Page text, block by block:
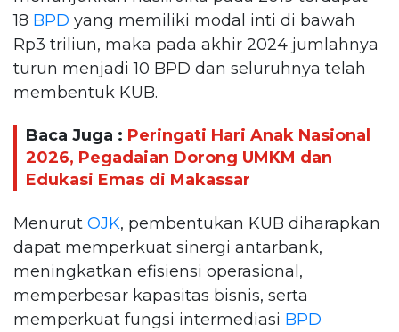
18 BPD yang memiliki modal inti di bawah
Rp3 triliun, maka pada akhir 2024 jumlahnya
turun menjadi 10 BPD dan seluruhnya telah
membentuk KUB.
Baca Juga : Peringati Hari Anak Nasional
2026, Pegadaian Dorong UMKM dan
Edukasi Emas di Makassar
Menurut OJK, pembentukan KUB diharapkan
dapat memperkuat sinergi antarbank,
meningkatkan efisiensi operasional,
memperbesar kapasitas bisnis, serta
memperkuat fungsi intermediasi BPD